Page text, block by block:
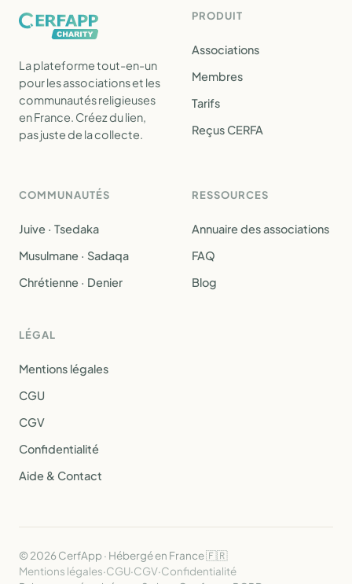
La plateforme tout-en-un
pour les associations et les
communautés religieuses
en France. Créez du lien,
pas juste de la collecte.
PRODUIT
Associations
Membres
Tarifs
Reçus CERFA
COMMUNAUTÉS
Juive · Tsedaka
Musulmane · Sadaqa
Chrétienne · Denier
RESSOURCES
Annuaire des associations
FAQ
Blog
LÉGAL
Mentions légales
CGU
CGV
Confidentialité
Aide & Contact
© 2026 CerfApp · Hébergé en France 🇫🇷
Mentions légales·CGU·CGV·Confidentialité